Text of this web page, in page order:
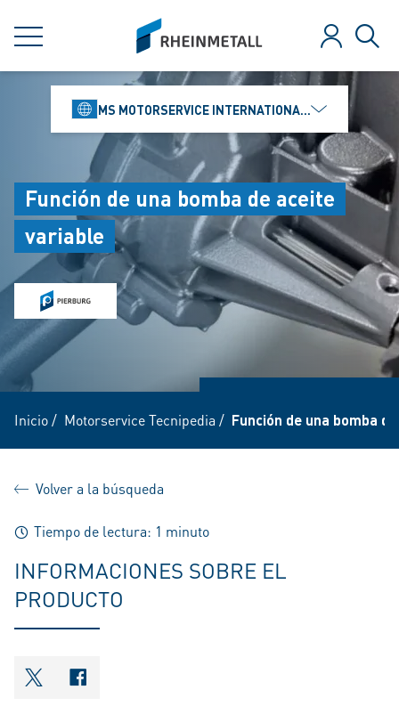
MENÚ
siteLogo
Iniciar
MS MOTORSERVICE INTERNATIONAL GMBH
Función de una bomba de aceite
variable
Inicio/ Motorservice Tecnipedia / Función de una bomba
Volver a la búsqueda
Tiempo de lectura: 1 minuto
INFORMACIONES SOBRE EL
PRODUCTO
shareOntwitter
shareOnfacebook